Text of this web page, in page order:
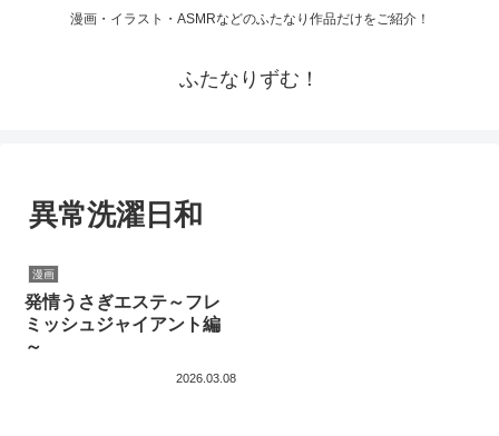
漫画・イラスト・ASMRなどのふたなり作品だけをご紹介！
ふたなりずむ！
異常洗濯日和
漫画
発情うさぎエステ～フレ
ミッシュジャイアント編
～
2026.03.08